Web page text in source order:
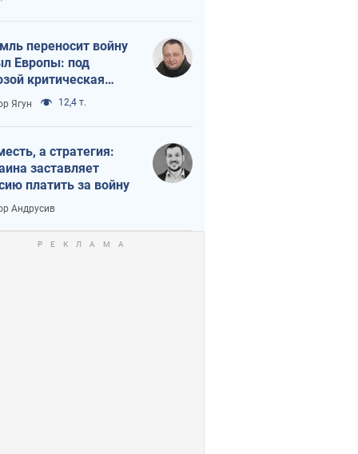
переносит войну
Европы: под
критическая
Ягун 12,4 т.
а стратегия:
заставляет
платить за войну
Андрусив